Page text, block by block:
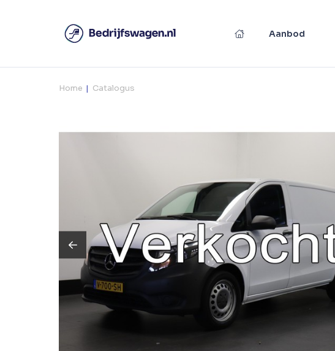
Aanbod
Home Catalogus